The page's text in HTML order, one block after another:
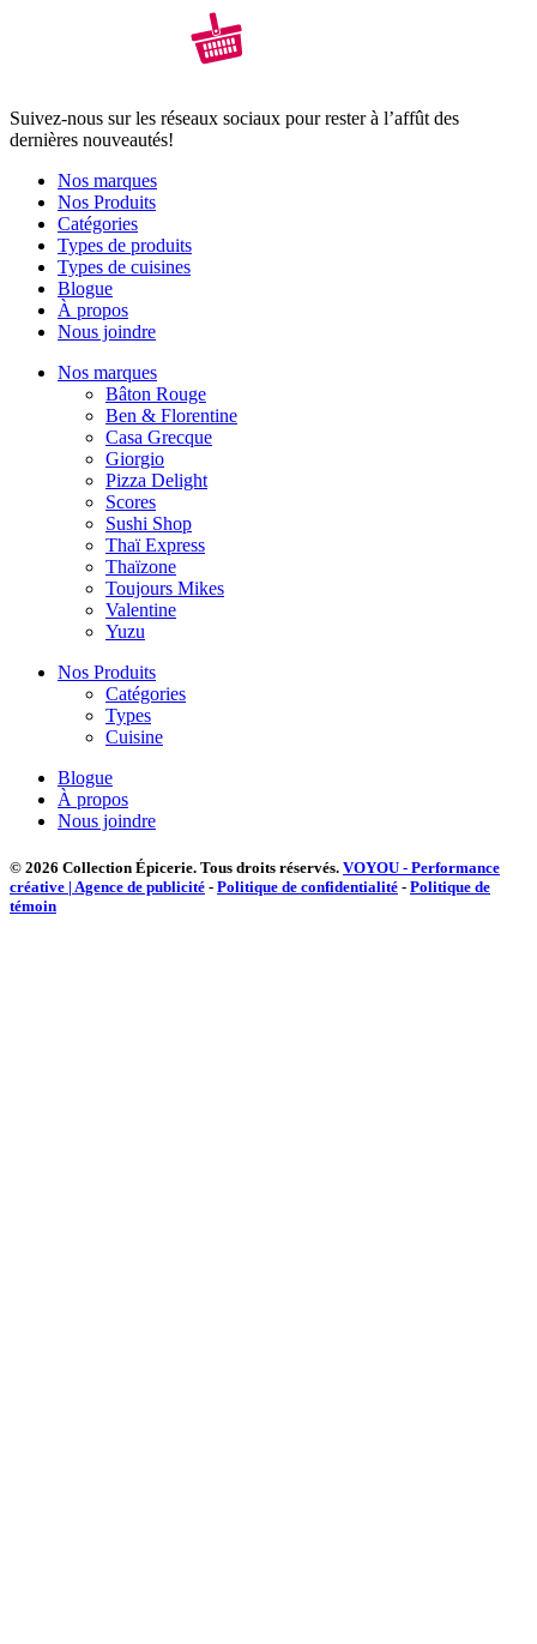
Suivez-nous sur les réseaux sociaux pour rester à l’affût des
dernières nouveautés!
Nos marques
Nos Produits
Catégories
Types de produits
Types de cuisines
Blogue
À propos
Nous joindre
Nos marques
Bâton Rouge
Ben & Florentine
Casa Grecque
Giorgio
Pizza Delight
Scores
Sushi Shop
Thaï Express
Thaïzone
Toujours Mikes
Valentine
Yuzu
Nos Produits
Catégories
Types
Cuisine
Blogue
À propos
Nous joindre
© 2026 Collection Épicerie. Tous droits réservés. VOYOU - Performance
créative | Agence de publicité - Politique de confidentialité - Politique de
témoin